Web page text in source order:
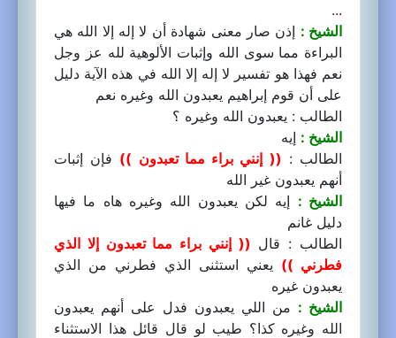
...
الشيخ : إذن صار معنى شهادة أن لا إله إلا الله هي
البراءة مما سوى الله وإثبات الألوهية لله عز وجل
نعم فهذا هو تفسير لا إله إلا الله في هذه الآية دليل
على أن قوم إبراهيم يعبدون الله وغيره نعم
الطالب : يعبدون الله وغيره ؟
الشيخ : إيه
الطالب : (( إنني براء مما تعبدون )) فإن إثبات
أنهم يعبدون غير الله
الشيخ : إيه لكن يعبدون الله وغيره هاه ما فيها
دليل غانم
الطالب : قال (( إنني براء مما تعبدون إلا الذي
فطرني )) يعني استثنى الذي فطرني من الذي
يعبدون غيره
الشيخ : من اللي يعبدون فدل على أنهم يعبدون
الله وغيره كذا؟ طيب لو قال قائل هذا الاستثناء